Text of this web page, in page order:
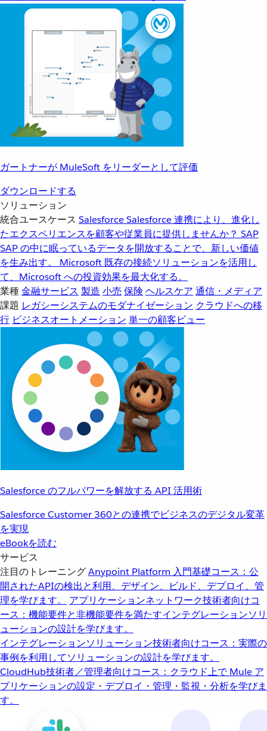
ガートナーが MuleSoft をリーダーとして評価
ダウンロードする
ソリューション
統合ユースケース SalesforceSalesforce 連携により、進化し
たエクスペリエンスを顧客や従業員に提供しませんか？ SAP
SAP の中に眠っているデータを開放することで、新しい価値
を生み出す。
Microsoft 既存の接続ソリューションを活用し
て、Microsoft への投資効果を最大化する。
業種金融サービス 製造 小売 保険 ヘルスケア 通信・メディア
課題 レガシーシステムのモダナイゼーション クラウドへの移
行 ビジネスオートメーション 単一の顧客ビュー
Salesforce のフルパワーを解放する API 活用術
Salesforce Customer 360との連携でビジネスのデジタル変革
を実現
eBookを読む
サービス
注目のトレーニングAnypoint Platform 入門基礎コース：公
開されたAPIの検出と利用、デザイン、ビルド、デプロイ、管
理を学びます。
アプリケーションネットワーク技術者向けコ
ース：機能要件と非機能要件を満たすインテグレーションソリ
ューションの設計を学びます。
インテグレーションソリューション技術者向けコース：実際の
事例を利用してソリューションの設計を学びます。
CloudHub技術者／管理者向けコース：クラウド上で Mule ア
プリケーションの設定・デプロイ・管理・監視・分析を学びま
す。